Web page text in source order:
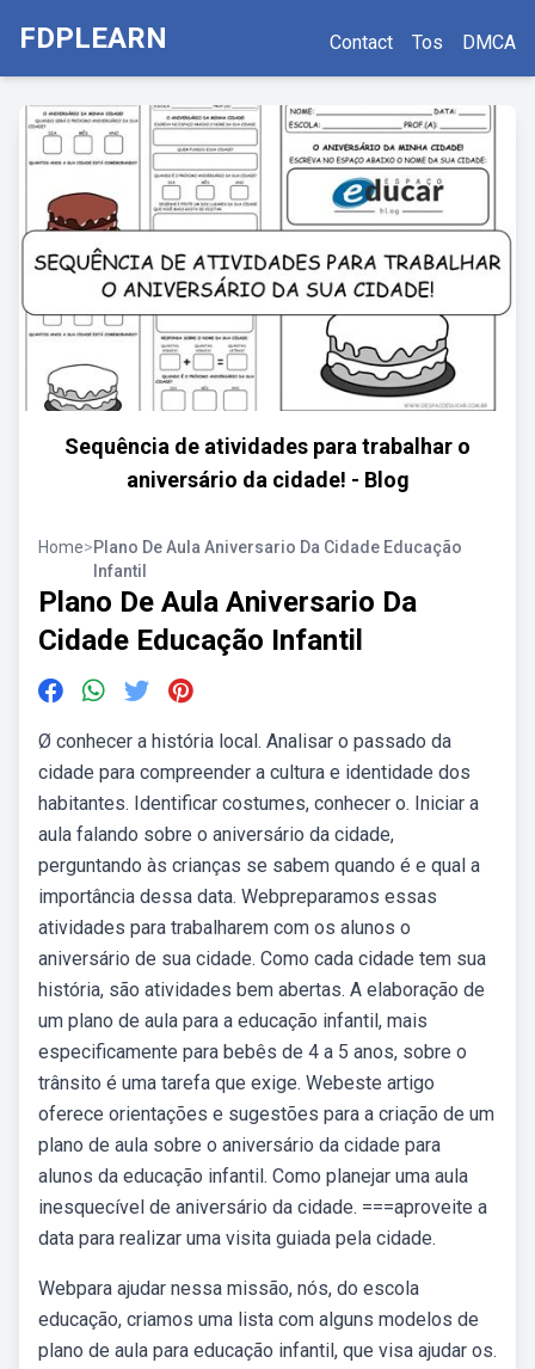
FDPLEARN Contact Tos DMCA
Sequência de atividades para trabalhar o
aniversário da cidade! - Blog
Home>Plano De Aula Aniversario Da Cidade Educação
Infantil
Plano De Aula Aniversario Da
Cidade Educação Infantil
Ø conhecer a história local. Analisar o passado da
cidade para compreender a cultura e identidade dos
habitantes. Identificar costumes, conhecer o. Iniciar a
aula falando sobre o aniversário da cidade,
perguntando às crianças se sabem quando é e qual a
importância dessa data. Webpreparamos essas
atividades para trabalharem com os alunos o
aniversário de sua cidade. Como cada cidade tem sua
história, são atividades bem abertas. A elaboração de
um plano de aula para a educação infantil, mais
especificamente para bebês de 4 a 5 anos, sobre o
trânsito é uma tarefa que exige. Webeste artigo
oferece orientações e sugestões para a criação de um
plano de aula sobre o aniversário da cidade para
alunos da educação infantil. Como planejar uma aula
inesquecível de aniversário da cidade. ===aproveite a
data para realizar uma visita guiada pela cidade.
Webpara ajudar nessa missão, nós, do escola
educação, criamos uma lista com alguns modelos de
plano de aula para educação infantil, que visa ajudar os.